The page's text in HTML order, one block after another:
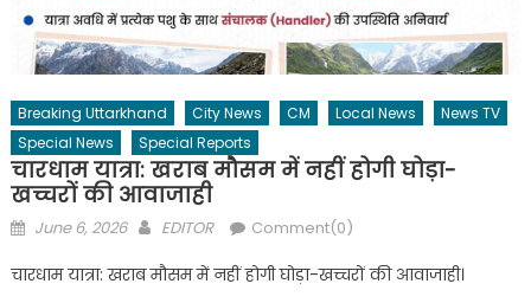
Breaking Uttarkhand City News CM Local News
News TV
Special News
Special Reports
चारधाम यात्रा: खराब मौसम में नहीं होगी घोड़ा-
खच्चरों की आवाजाही
Posted
June 6, 2026 Author
EDITOR Comment(0)
चारधाम यात्रा: खराब मौसम में नहीं होगी घोड़ा-खच्चरों की आवाजाही।